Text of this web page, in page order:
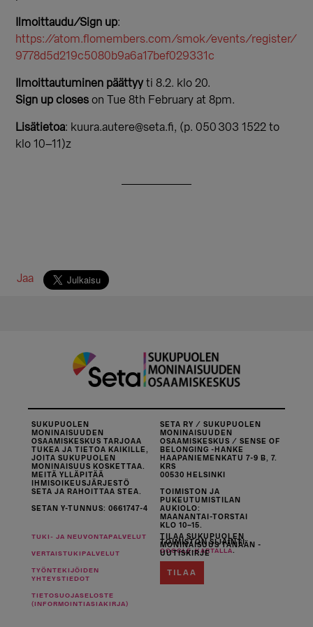
Ilmoittaudu/Sign up:
https://atom.flomembers.com/smok/events/register/
9778d5d219c5080b9a6a17bef029331c
Ilmoittautuminen päättyyti 8.2. klo 20.
Sign up closes on Tue 8th February at 8pm.
Lisätietoa: kuura.autere@seta.fi, (p. 050 303 1522 to
klo 10–11)z
Jaa
SUKUPUOLEN
MONINAISUUDEN
OSAAMISKESKUS TARJOAA
TUKEA JA TIETOA KAIKILLE,
JOITA SUKUPUOLEN
MONINAISUUS KOSKETTAA.
MEITÄ YLLÄPITÄÄ
IHMISOIKEUSJÄRJESTÖ
SETA JA RAHOITTAA STEA.
SETAN Y-TUNNUS: 0661747-4
SETA RY / SUKUPUOLEN
MONINAISUUDEN
OSAAMISKESKUS / SENSE OF
BELONGING -HANKE
HAAPANIEMENKATU 7-9 B, 7.
KRS
00530 HELSINKI
TOIMISTON JA
PUKEUTUMISTILAN
AUKIOLO:
MAANANTAI-TORSTAI
KLO 10–15.
TOIMISTON SIJAINTI
GOOGLE-KARTALLA
TUKI- JA NEUVONTAPALVELUT
VERTAISTUKIPALVELUT
TYÖNTEKIJÖIDEN
YHTEYSTIEDOT
TIETOSUOJASELOSTE
(INFORMOINTIASIAKIRJA)
TILAA SUKUPUOLEN
MONINAISUUS TÄNÄÄN -
UUTISKIRJE
TILAA